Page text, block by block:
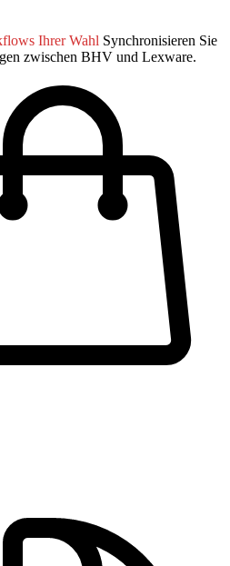
Ihrer Wahl Synchronisieren Sie
zwischen BHV und Lexware.